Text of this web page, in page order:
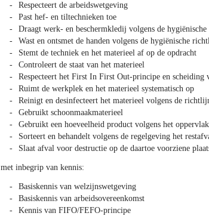
Respecteert de arbeidswetgeving
Past hef- en tiltechnieken toe
Draagt werk- en beschermkledij volgens de
Wast en ontsmet de handen volgens de hygiënische
Stemt de techniek en het materieel af op de opdracht
Controleert de staat van het materieel
Respecteert het First In First Out-principe en scheiding
Ruimt de werkplek en het materieel systematisch op
Reinigt en desinfecteert het materieel volgens de
Gebruikt schoonmaakmaterieel
Gebruikt een hoeveelheid product volgens het
Sorteert en behandelt volgens de regelgeving het
Slaat afval voor destructie op de daartoe voorziene
met inbegrip van kennis:
Basiskennis van welzijnswetgeving
Basiskennis van arbeidsovereenkomst
Kennis van FIFO/FEFO-principe